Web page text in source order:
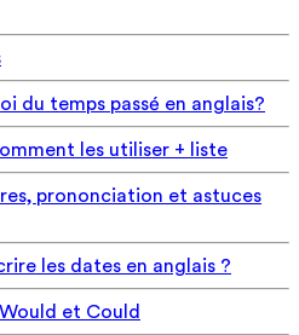
du temps passé en anglais?
les utiliser + liste
prononciation et astuces
les dates en anglais ?
et Could